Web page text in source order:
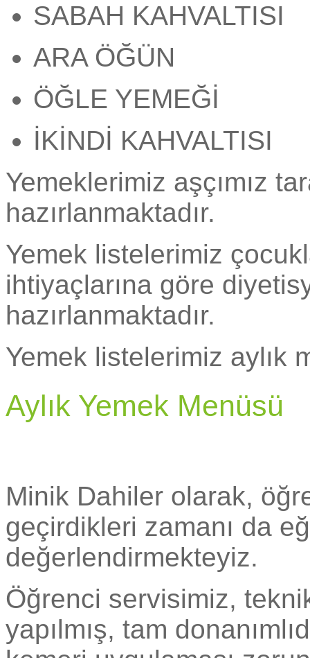
SABAH KAHVALTISI
ARA ÖĞÜN
ÖĞLE YEMEĞİ
İKİNDİ KAHVALTISI
Yemeklerimiz aşçımız
hazırlanmaktadır.
Yemek listelerimiz
ihtiyaçlarına göre
hazırlanmaktadır.
Yemek listelerimiz aylık
Aylık Yemek Menüsü
Minik Dahiler olarak,
geçirdikleri zamanı da
değerlendirmekteyiz.
Öğrenci servisimiz,
yapılmış, tam